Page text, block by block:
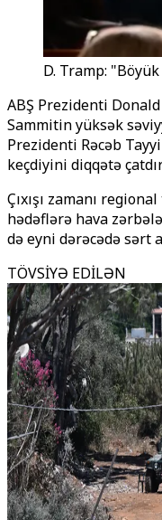
D. Tramp:
ABŞ Prezidenti
Sammitin yüksək
Prezidenti Rəcəb
keçdiyini diqqətə
Çıxışı zamanı
hədəflərə hava
də eyni dərəcədə sərt
TÖVSİYƏ EDİLƏN